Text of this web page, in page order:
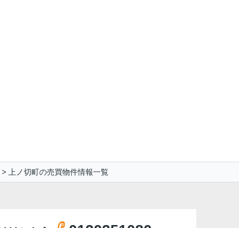
上ノ切町の売買物件情報一覧